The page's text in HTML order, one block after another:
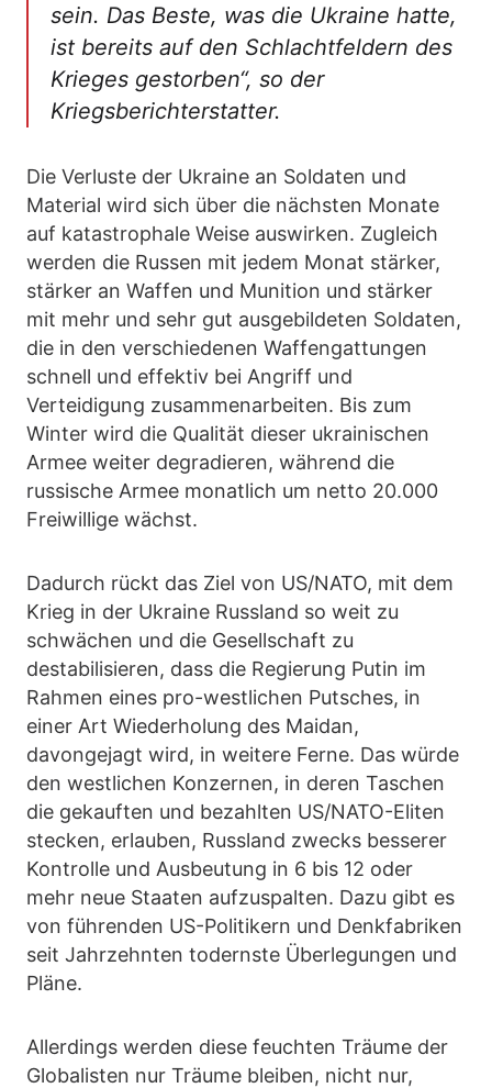
sein. Das Beste, was die Ukraine hatte,
ist bereits auf den Schlachtfeldern des
Krieges gestorben“, so der
Kriegsberichterstatter.
Die Verluste der Ukraine an Soldaten und
Material wird sich über die nächsten Monate
auf katastrophale Weise auswirken. Zugleich
werden die Russen mit jedem Monat stärker,
stärker an Waffen und Munition und stärker
mit mehr und sehr gut ausgebildeten Soldaten,
die in den verschiedenen Waffengattungen
schnell und effektiv bei Angriff und
Verteidigung zusammenarbeiten. Bis zum
Winter wird die Qualität dieser ukrainischen
Armee weiter degradieren, während die
russische Armee monatlich um netto 20.000
Freiwillige wächst.
Dadurch rückt das Ziel von US/NATO, mit dem
Krieg in der Ukraine Russland so weit zu
schwächen und die Gesellschaft zu
destabilisieren, dass die Regierung Putin im
Rahmen eines pro-westlichen Putsches, in
einer Art Wiederholung des Maidan,
davongejagt wird, in weitere Ferne. Das würde
den westlichen Konzernen, in deren Taschen
die gekauften und bezahlten US/NATO-Eliten
stecken, erlauben, Russland zwecks besserer
Kontrolle und Ausbeutung in 6 bis 12 oder
mehr neue Staaten aufzuspalten. Dazu gibt es
von führenden US-Politikern und Denkfabriken
seit Jahrzehnten todernste Überlegungen und
Pläne.
Allerdings werden diese feuchten Träume der
Globalisten nur Träume bleiben, nicht nur,